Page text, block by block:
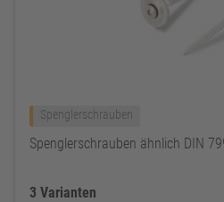
Spenglerschrauben
Spenglerschrauben ähnlich DIN
3 Varianten